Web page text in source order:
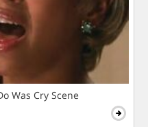
Was Cry Scene